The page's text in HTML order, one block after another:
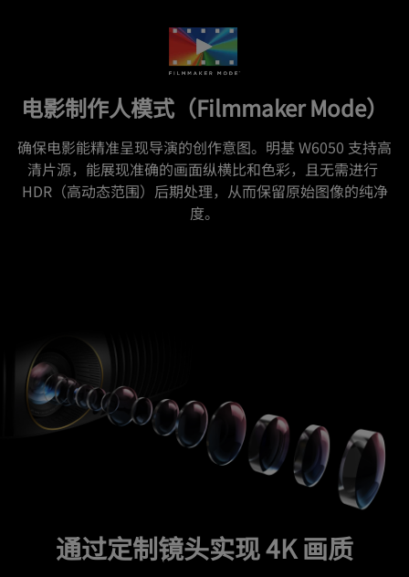
电影制作人模式（Filmmaker Mode）
确保电影能精准呈现导演的创作意图。明基 W6050 支持高
清片源，能展现准确的画面纵横比和色彩，且无需进行
HDR（高动态范围）后期处理，从而保留原始图像的纯净
度。
通过定制镜头实现 4K 画质